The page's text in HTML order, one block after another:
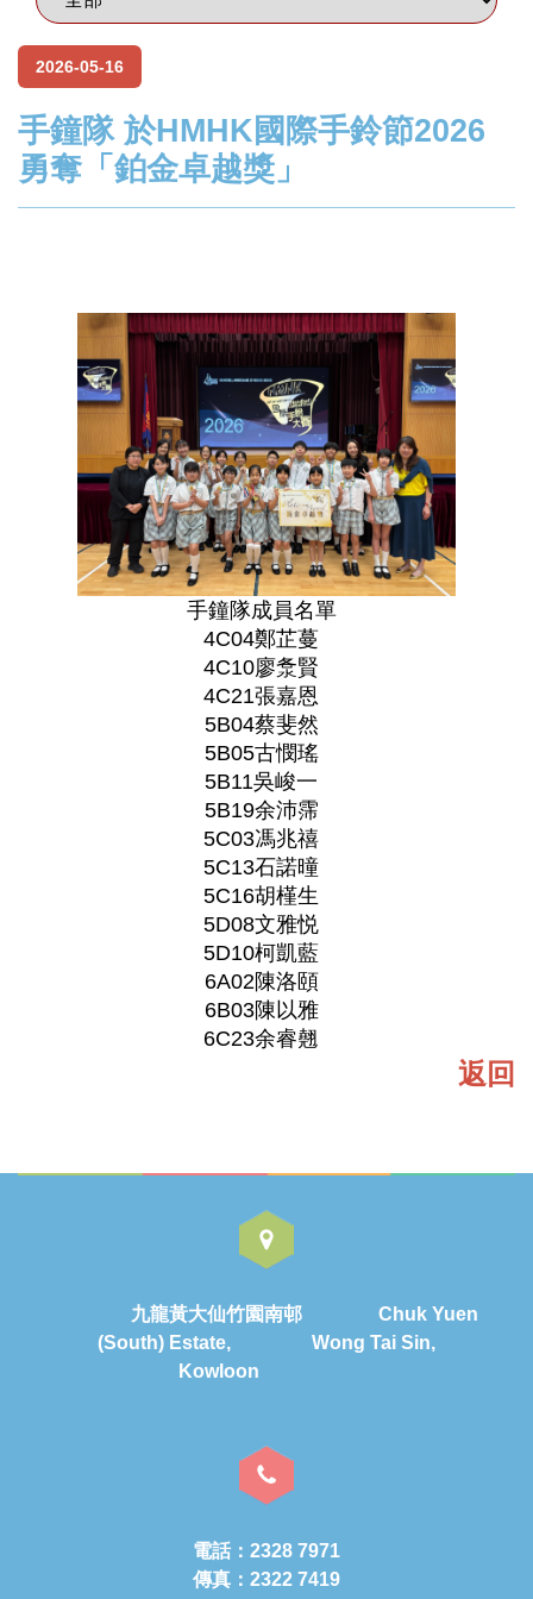
2026-05-16
手鐘隊 於HMHK國際手鈴節2026
勇奪「鉑金卓越獎」
手鐘隊成員名單
4C04鄭芷蔓
4C10廖洜賢
4C21張嘉恩
5B04蔡斐然
5B05古憫瑤
5B11吳峻一
5B19余沛霈
5C03馮兆禧
5C13石諾曈
5C16胡槿生
5D08文雅悦
5D10柯凱藍
6A02陳洛頤
6B03陳以雅
6C23余睿翹
返回
九龍黃大仙竹園南邨 Chuk Yuen
(South) Estate, Wong Tai Sin,
Kowloon
電話：2328 7971
傳真：2322 7419